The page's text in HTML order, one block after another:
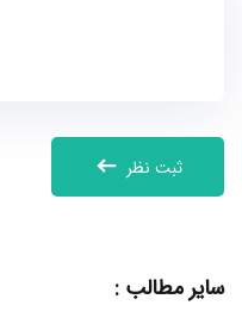
ثبت نظر
سایر مطالب :